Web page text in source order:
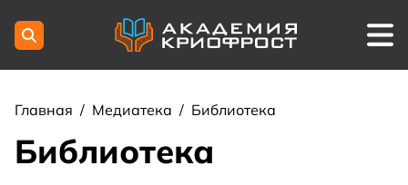
Главная / Медиатека / Библиотека
Библиотека